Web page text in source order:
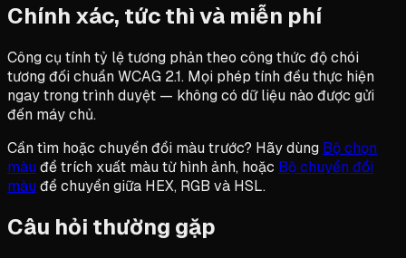
Chính xác, tức thì và miễn phí
Công cụ tính tỷ lệ tương phản theo công thức độ chói
tương đối chuẩn WCAG 2.1. Mọi phép tính đều thực hiện
ngay trong trình duyệt — không có dữ liệu nào được gửi
đến máy chủ.
Cần tìm hoặc chuyển đổi màu trước? Hãy dùng Bộ chọn
màuđể trích xuất màu từ hình ảnh, hoặc Bộ chuyển đổi
màuđể chuyển giữa HEX, RGB và HSL.
Câu hỏi thường gặp